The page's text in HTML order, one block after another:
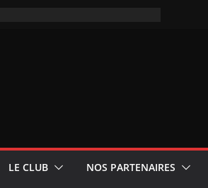
LE CLUB NOS PARTENAIRES